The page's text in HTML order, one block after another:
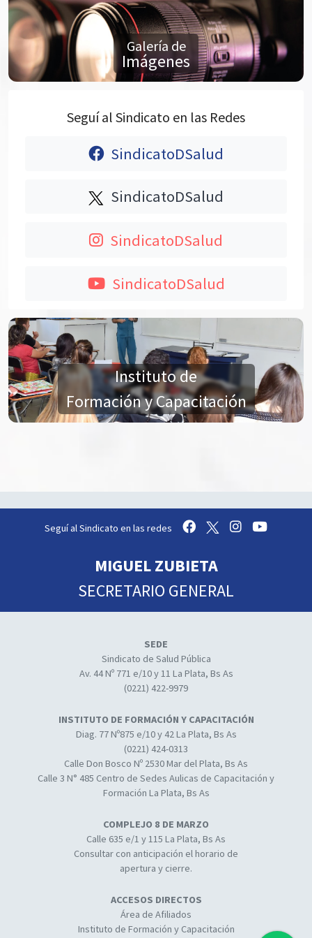
Galería de
Imágenes
Seguí al Sindicato en las Redes
SindicatoDSalud
SindicatoDSalud
SindicatoDSalud
SindicatoDSalud
Instituto de
Formación y Capacitación
Seguí al Sindicato en las redes
MIGUEL ZUBIETA
SECRETARIO GENERAL
SEDE
Sindicato de Salud Pública
Av. 44 Nº 771 e/10 y 11 La Plata, Bs As
(0221) 422-9979
INSTITUTO DE FORMACIÓN Y CAPACITACIÓN
Diag. 77 Nº875 e/10 y 42 La Plata, Bs As
(0221) 424-0313
Calle Don Bosco Nº 2530 Mar del Plata, Bs As
Calle 3 N° 485 Centro de Sedes Aulicas de Capacitación y
Formación La Plata, Bs As
COMPLEJO 8 DE MARZO
Calle 635 e/1 y 115 La Plata, Bs As
Consultar con anticipación el horario de
apertura y cierre.
ACCESOS DIRECTOS
Área de Afiliados
Instituto de Formación y Capacitación